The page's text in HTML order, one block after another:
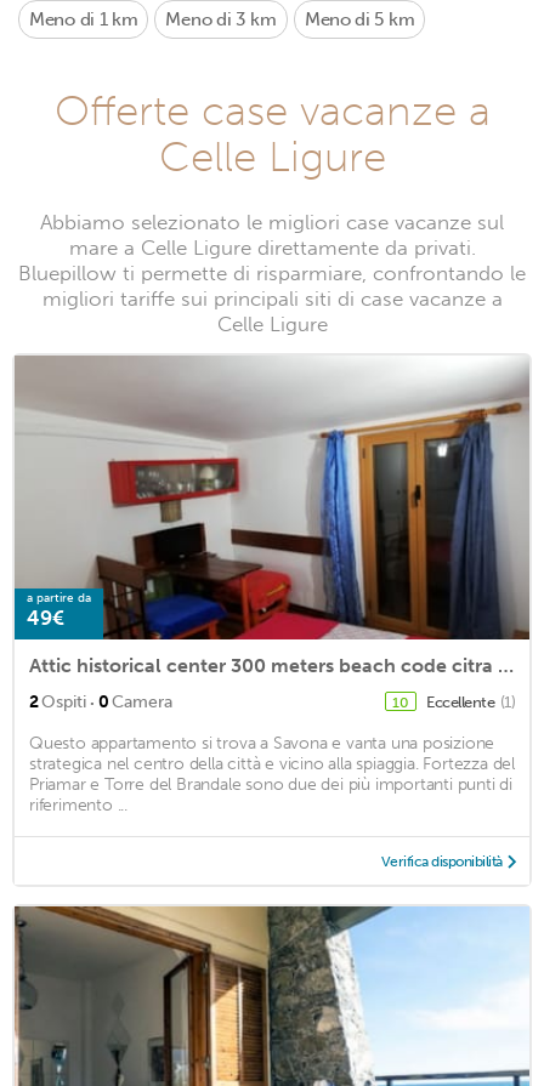
Meno di 1 km Meno di 3 km Meno di 5 km
Offerte case vacanze a
Celle Ligure
Abbiamo selezionato le migliori case vacanze sul
mare a Celle Ligure direttamente da privati.
Bluepillow ti permette di risparmiare, confrontando le
migliori tariffe sui principali siti di case vacanze a
Celle Ligure
a partire da
49€
Attic historical center 300 meters beach code citra 009056 LT 0127
2Ospiti · 0Camera 10 Eccellente (1)
Questo appartamento si trova a Savona e vanta una posizione
strategica nel centro della città e vicino alla spiaggia. Fortezza del
Priamar e Torre del Brandale sono due dei più importanti punti di
riferimento ...
Verifica disponibilità